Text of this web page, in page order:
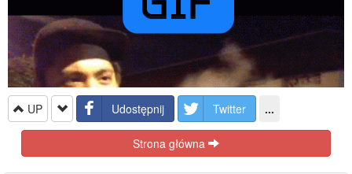
UP Udostępnij Twitter ...
Strona główna